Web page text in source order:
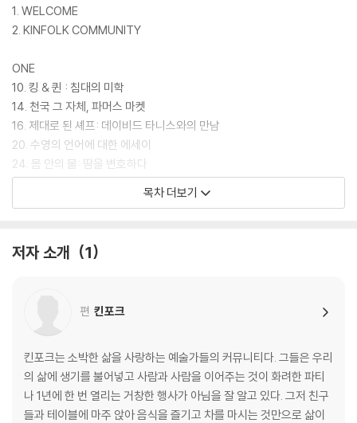
1. WELCOME
2. KINFOLK COMMUNITY
ONE
10. 킹 & 퀸 : 침대의 미학
14. 천국 그 자체, 파머스 마켓
16. 제대로 된 셰프: 데이비드 타니스와의 만남
20. 수영의 언어에 대한 에세이
24. 몸 안의 물: 땀을 변호하다
26. 주말의 사치: 다리 힘이 풀리는 맛
30. 워커홀릭을 위한 주말 디톡스
36. 홀로 선 늑대의 주말 : 포토 에세이
46. 이웃: 옆집의 흥미로운 피조물
48. 둘만으로도 충분한 시간: 커플 여행 가이드
52. 방콕: 집에서 보내는 휴가
54. 화제의 토스트: 창업주 커플을 만나다
58. 월.화.수.목.금.토.일: 평일을 의미 있게 보내기 위한 에세이
60. 일과 후의 셰프: 프로와 함께 산다는 것
목차 더보기
저자 소개 1
편 킨포크
킨포크는 소박한 삶을 사랑하는 예술가들의 커뮤니티다. 그들은 우리
의 삶에 생기를 불어넣고 사람과 사람을 이어주는 것이 화려한 파티
나 1년에 한 번 열리는 거창한 행사가 아님을 잘 알고 있다. 그저 친구
들과 테이블에 마주 앉아 음식을 즐기고 차를 마시는 것만으로 삶이